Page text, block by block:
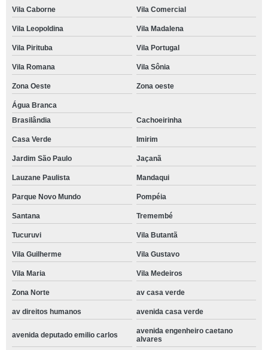
Vila Caborne Vila Comercial
Vila Leopoldina Vila Madalena
Vila Pirituba Vila Portugal
Vila Romana Vila Sônia
Zona Oeste Zona oeste
Água Branca
Brasilândia
Cachoeirinha
Casa Verde Imirim
Jardim São Paulo Jaçanã
Lauzane Paulista Mandaqui
Parque Novo Mundo Pompéia
Santana Tremembé
Tucuruvi Vila Butantã
Vila Guilherme Vila Gustavo
Vila Maria Vila Medeiros
Zona Norte av casa verde
av direitos humanos avenida casa verde
avenida deputado emilio carlos
avenida engenheiro caetano
alvares